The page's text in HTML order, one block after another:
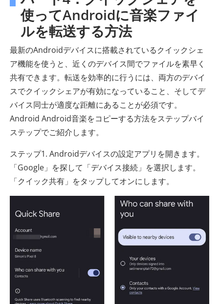
使ってAndroidに音楽ファイ
ルを転送する方法
最新のAndroidデバイスに搭載されているクイックシェ
ア機能を使うと、近くのデバイス間でファイルを素早く
共有できます。転送を効率的に行うには、両方のデバイ
スでクイックシェアが有効になっていること、そしてデ
バイス同士が適度な距離にあることが必須です。
Android Android音楽をコピーする方法をステップバイ
ステップでご紹介します。
ステップ1. Androidデバイスの設定アプリを開きます。
「Google」を探して「デバイス接続」を選択します。
「クイック共有」をタップしてオンにします。